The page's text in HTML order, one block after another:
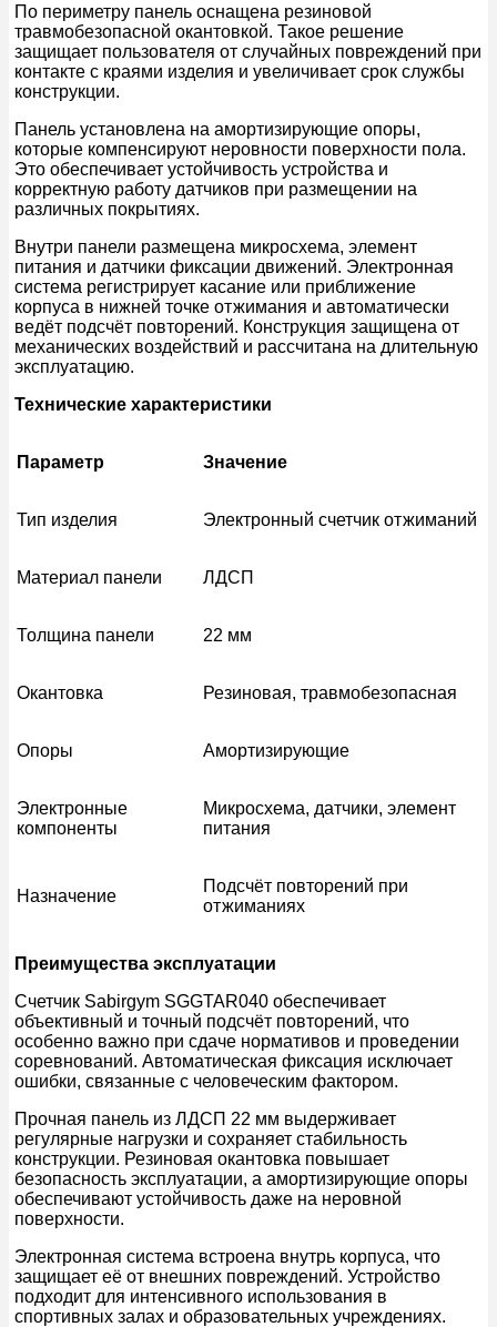
По периметру панель оснащена резиновой
травмобезопасной окантовкой. Такое решение
защищает пользователя от случайных повреждений при
контакте с краями изделия и увеличивает срок службы
конструкции.
Панель установлена на амортизирующие опоры,
которые компенсируют неровности поверхности пола.
Это обеспечивает устойчивость устройства и
корректную работу датчиков при размещении на
различных покрытиях.
Внутри панели размещена микросхема, элемент
питания и датчики фиксации движений. Электронная
система регистрирует касание или приближение
корпуса в нижней точке отжимания и автоматически
ведёт подсчёт повторений. Конструкция защищена от
механических воздействий и рассчитана на длительную
эксплуатацию.
Технические характеристики
Параметр Значение
Тип изделия Электронный счетчик отжиманий
Материал панели ЛДСП
Толщина панели 22 мм
Окантовка Резиновая, травмобезопасная
Опоры Амортизирующие
Электронные
компоненты
Микросхема, датчики, элемент
питания
Назначение
Подсчёт повторений при
отжиманиях
Преимущества эксплуатации
Счетчик Sabirgym SGGTAR040 обеспечивает
объективный и точный подсчёт повторений, что
особенно важно при сдаче нормативов и проведении
соревнований. Автоматическая фиксация исключает
ошибки, связанные с человеческим фактором.
Прочная панель из ЛДСП 22 мм выдерживает
регулярные нагрузки и сохраняет стабильность
конструкции. Резиновая окантовка повышает
безопасность эксплуатации, а амортизирующие опоры
обеспечивают устойчивость даже на неровной
поверхности.
Электронная система встроена внутрь корпуса, что
защищает её от внешних повреждений. Устройство
подходит для интенсивного использования в
спортивных залах и образовательных учреждениях.